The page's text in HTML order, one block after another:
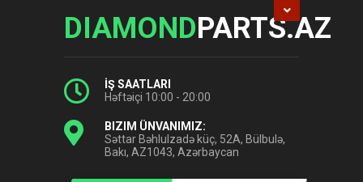
DIAMONDPARTS.AZ
İŞ SAATLARI
Həftəiçi 10:00 - 20:00
BIZIM ÜNVANIMIZ:
Səttar Bəhlulzadə küç, 52A, Bülbulə,
Bakı, AZ1043, Azərbaycan